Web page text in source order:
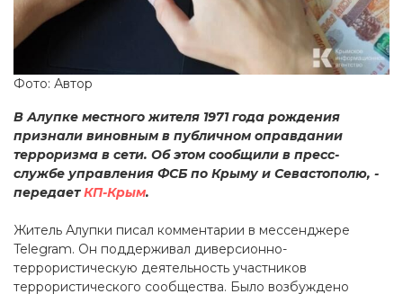
Фото: Автор
В Алупке местного жителя 1971 года рождения
признали виновным в публичном оправдании
терроризма в сети. Об этом сообщили в пресс-
службе управления ФСБ по Крыму и Севастополю, -
передаетКП-Крым.
Житель Алупки писал комментарии в мессенджере
Telegram. Он поддерживал диверсионно-
террористическую деятельность участников
террористического сообщества. Было возбуждено